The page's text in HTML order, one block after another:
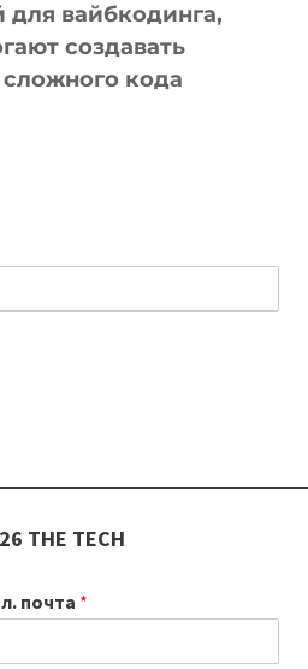
вайбкодинга,
создавать
кода
THE TECH
почта *